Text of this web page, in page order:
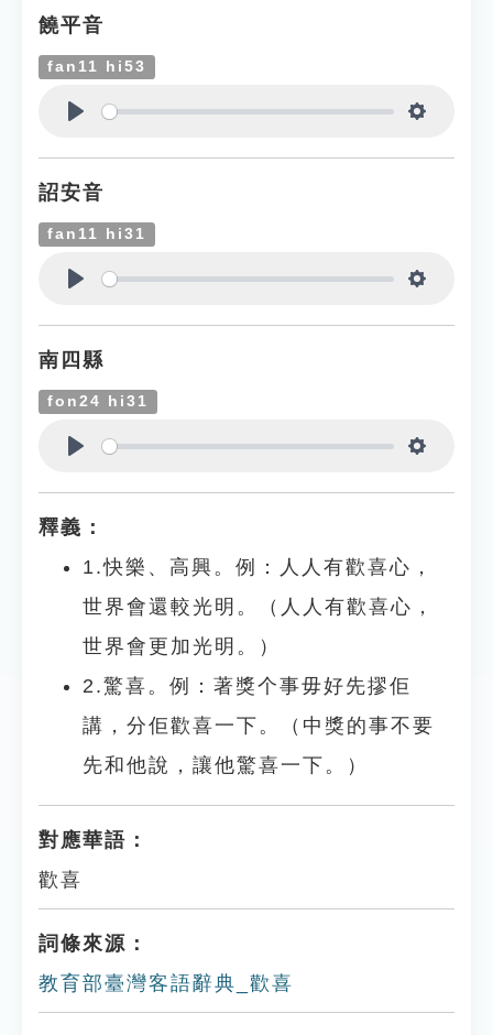
饒平音
fan11 hi53
詔安音
fan11 hi31
南四縣
fon24 hi31
釋義：
1.快樂、高興。例：人人有歡喜心，
世界會還較光明。（人人有歡喜心，
世界會更加光明。）
2.驚喜。例：著獎个事毋好先摎佢
講，分佢歡喜一下。（中獎的事不要
先和他說，讓他驚喜一下。）
對應華語：
歡喜
詞條來源：
教育部臺灣客語辭典_歡喜